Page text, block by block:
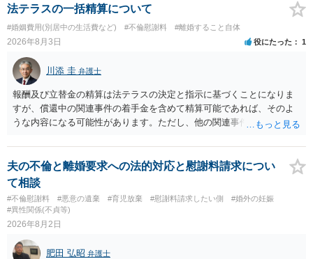
よいと思います。 ただ．慰謝料額については，婚姻破綻に至っていな
いとして，この点を考慮されることになるかもしれません。 ②夫との
今後のことを考えて書いてもらうか否かを検討するのがよいと思いま
す。今ある証拠以上のことを証明（証明力を強めることも含む）でき
るのであれば，前向きに検討を進めるという考え方でもよいでしょ
う。慰謝料請求としては証拠として使えることが前提であり，その価
値と夫との関係との均衡のように思います。 ③行政書士に委任をして
いるのであれば，どのような内容の委任なのか不明ですが，その行政
書士との協議になると思います。請求するか，訴訟にするか，その点
の見極めや，相手方は性交類似行為は認めているのか，それさえも否
定しているのかによって，考え方・進め方は変わってくると思いま
す。 ④性交類似行為を認めているにもかかわらず支払を拒否するので
あれば，本人（行政書士でも同じだと思います。）への対応ではあま
り変わらないように思います。減額で折り合えるなら本人様の交渉で
もよいように思いますが，ゼロかどうかの観点であれば，訴訟に進む
しかなくなるようにも思います。そうしますと，お近くの弁護士に相
談して進めることを検討した方がよいようにも思います。
法テラスの一括精算について
#婚姻費用(別居中の生活費など) #不倫慰謝料 #離婚すること自体
2026年8月3日 役にたった 1
川添 圭 弁護士
報酬及び立替金の精算は法テラスの決定と指示に基づくことになりま
すが、償還中の関連事件の着手金を含めて精算可能であれば、そのよ
うな内容になる可能性があります。ただし、他の関連事件でも相手方
情によって対応が違いますので、法テラスへお尋ねいただいた方が確
実です。
夫の不倫と離婚要求への法的対応と慰謝料請求につい
て相談
#不倫慰謝料 #悪意の遺棄 #育児放棄 #慰謝料請求したい側
#婚外の妊娠
#異性関係(不貞等)
2026年8月2日
肥田 弘昭 弁護士